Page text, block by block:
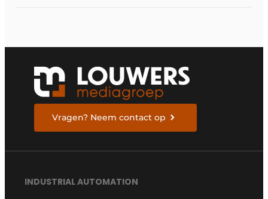
Vragen? Neem contact op
INDUSTRIAL AUTOMATION